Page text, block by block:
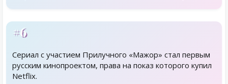
#6
Сериал с участием Прилучного «Мажор» стал первым
русским кинопроектом, права на показ которого купил
Netflix.